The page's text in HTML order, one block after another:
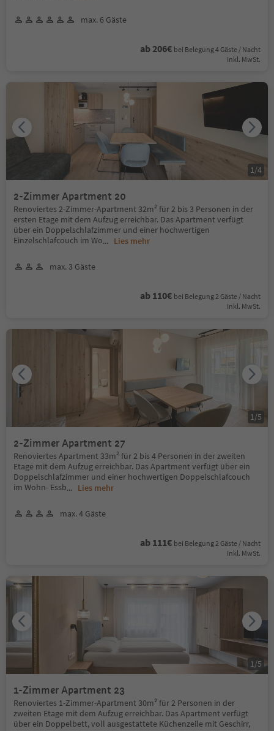
max. 6 Gäste
ab 206€ bei Belegung 4 Gäste / Nacht
Inkl. MwSt.
2-Zimmer Apartment 20
Renoviertes 2-Zimmer-Apartment 32m² für 2 bis 3 Personen in der
ersten Etage mit dem Aufzug erreichbar. Das Apartment verfügt
über ein Doppelschlafzimmer und einer hochwertigen
Einzelschlafcouch im Wo... Lies mehr
max. 3 Gäste
ab 110€ bei Belegung 2 Gäste / Nacht
Inkl. MwSt.
1 /4
2-Zimmer Apartment 27
Renoviertes Apartment 33m² für 2 bis 4 Personen in der zweiten
Etage mit dem Aufzug erreichbar. Das Apartment verfügt über ein
Doppelschlafzimmer und einer hochwertigen Doppelschlafcouch
im Wohn- Essb... Lies mehr
max. 4 Gäste
ab 111€ bei Belegung 2 Gäste / Nacht
Inkl. MwSt.
1 /5
1-Zimmer Apartment 23
Renoviertes 1-Zimmer-Apartment 30m² für 2 Personen in der
zweiten Etage mit dem Aufzug erreichbar. Das Apartment verfügt
über ein Doppelbett, voll ausgestattete Küchenzeile mit Geschirr,
1 /5